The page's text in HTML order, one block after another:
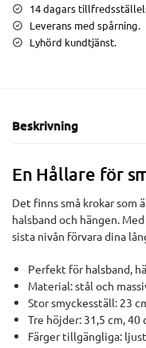
14 dagars
Leverans med spårning.
Lyhörd kundtjänst.
Beskrivning
En Hållare för
Det finns små krokar som
halsband och hängen.
sista nivån förvara dina
Perfekt för halsband,
Material: stål och
Stor smyckesställ: 23
Tre höjder: 31,5 cm, 40
Färger tillgängliga: